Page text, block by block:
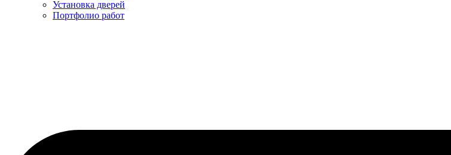
Установка дверей
Портфолио работ